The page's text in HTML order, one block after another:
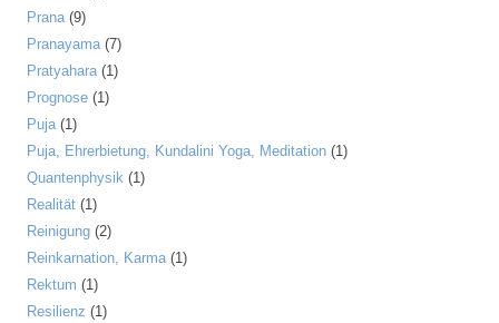
Prana(9)
Pranayama(7)
Pratyahara(1)
Prognose (1)
Puja(1)
Puja, Ehrerbietung, Kundalini Yoga, Meditation (1)
Quantenphysik (1)
Realität (1)
Reinigung (2)
Reinkarnation, Karma(1)
Rektum (1)
Resilienz (1)